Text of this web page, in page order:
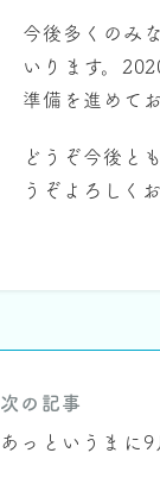
今後多くのみ
いります。
準備を進めてお
どうぞ今後と
うぞよろしく
次の記事
あっというまに9